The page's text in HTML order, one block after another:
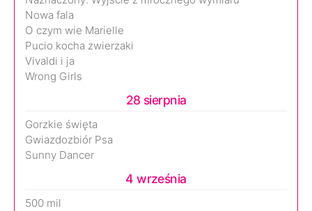
Nowa fala
O czym wie Marielle
Pucio kocha zwierzaki
Vivaldi i ja
Wrong Girls
28 sierpnia
Gorzkie święta
Gwiazdozbiór Psa
Sunny Dancer
4 września
500 mil